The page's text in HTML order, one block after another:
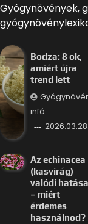
Gyógynövények,
Bodza: 8 ok,
amiért újra
trend lett
infó
2026.03.28.
Az echinacea
(kasvirág)
valódi
– miért
érdemes
használnod?